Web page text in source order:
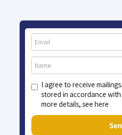
I agree to receive
stored in accordance
more details, see here